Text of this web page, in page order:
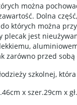
można
Dolna
których można
plecak jest
przed
szkolnej,
x szer.29cm x